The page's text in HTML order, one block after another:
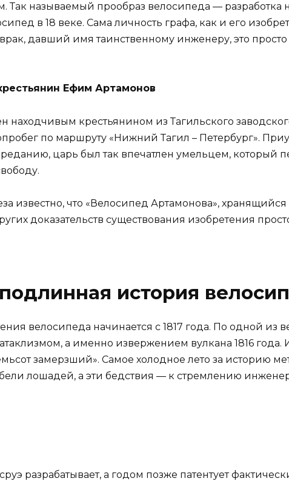
называемый прообраз велосипеда — разработка
в 18 веке. Сама личность графа, как и его
давший имя таинственному инженеру, это просто
Ефим Артамонов
находчивым крестьянином из Тагильского
по маршруту «Нижний Тагил – Петербург».
царь был так впечатлен умельцем, который
известно, что «Велосипед Артамонова»,
доказательств существования изобретения
история
велосипеда начинается с 1817 года. По одной из
а именно извержением вулкана 1816 года.
замерзший». Самое холодное лето за историю
лошадей, а эти бедствия — к стремлению
разрабатывает, а годом позже патентует